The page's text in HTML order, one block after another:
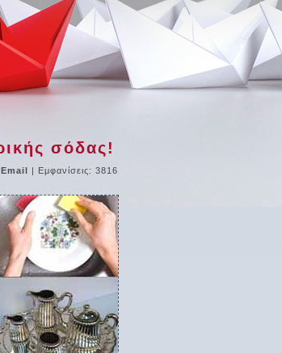
σόδας!
Email | Εμφανίσεις: 3816